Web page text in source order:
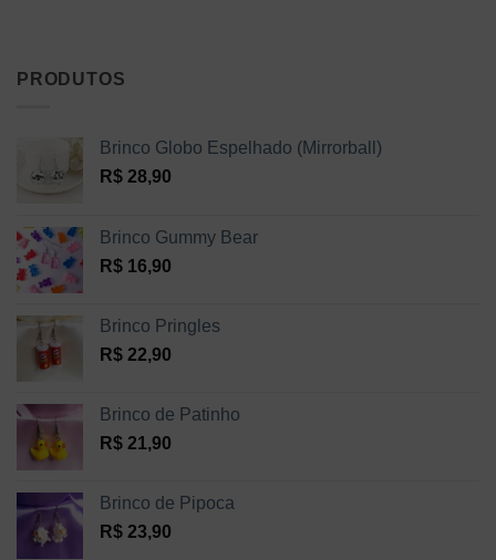
PRODUTOS
Brinco Globo Espelhado (Mirrorball)
R$ 28,90
Brinco Gummy Bear
R$ 16,90
Brinco Pringles
R$ 22,90
Brinco de Patinho
R$ 21,90
Brinco de Pipoca
R$ 23,90